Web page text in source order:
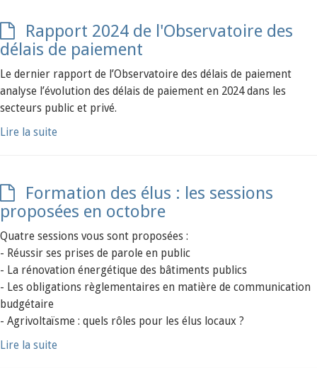
Rapport 2024 de l'Observatoire des
délais de paiement
Le dernier rapport de l’Observatoire des délais de paiement
analyse l’évolution des délais de paiement en 2024 dans les
secteurs public et privé.
Lire la suite
Formation des élus : les sessions
proposées en octobre
Quatre sessions vous sont proposées :
- Réussir ses prises de parole en public
- La rénovation énergétique des bâtiments publics
- Les obligations règlementaires en matière de communication
budgétaire
- Agrivoltaïsme : quels rôles pour les élus locaux ?
Lire la suite